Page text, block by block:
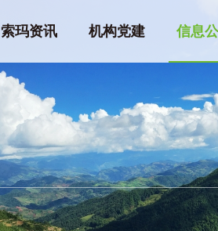
索玛资讯 机构党建 信息